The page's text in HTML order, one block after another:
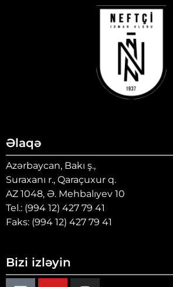
Əlaqə
Azərbaycan, Bakı ş.,
Suraxanı r., Qaraçuxur q.
AZ 1048, Ə. Mehbalıyev 10
Tel.: (994 12) 427 79 41
Faks: (994 12) 427 79 41
Bizi izləyin